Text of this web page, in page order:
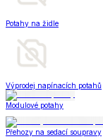
Potahy na židle
Výprodej napínacích potahů
Modulové potahy
Přehozy na sedací soupravy